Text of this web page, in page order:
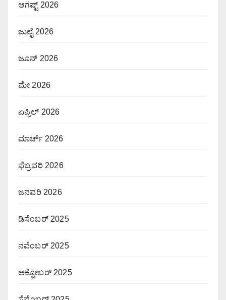
ಆಗಷ್ಟ್ 2026
ಜುಲೈ 2026
ಜೂನ್ 2026
ಮೇ 2026
ಏಪ್ರಿಲ್ 2026
ಮಾರ್ಚ್ 2026
ಫೆಬ್ರವರಿ 2026
ಜನವರಿ 2026
ಡಿಸೆಂಬರ್ 2025
ನವೆಂಬರ್ 2025
ಅಕ್ಟೋಬರ್ 2025